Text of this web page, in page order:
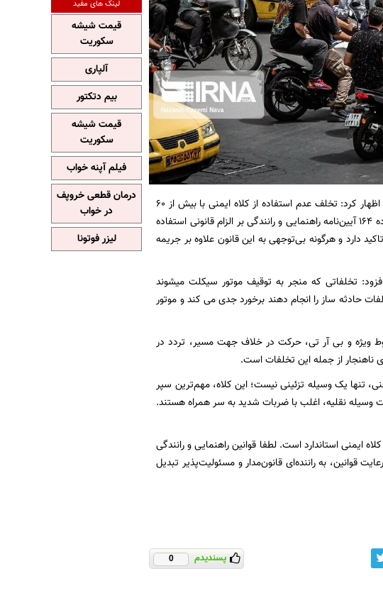
به نقل از ایسنا، سردار سید ابوالفضل موسوی پور روز یکشنبه اظهار کرد: تخلف عدم استفاده از کلاه ایمنی با بیش از ۶۰
هزار فقره رکوردار تخلفات موتورسواران از ابتدای سال تا کنون بوده با وجود اینکه ماده ۱۶۴ آیین‌نامه راهنمایی و رانندگی بر الزام قانونی استفاده
دارد و هرگونه بی‌توجهی به این قانون علاوه بر جریمه
تخلفاتی که منجر به توقیف موتور سیکلت میشوند
حادثه ‌ساز را انجام دهند برخورد جدی می کند و موتور
ویژه و بی آر تی، حرکت در خلاف جهت مسیر، تردد در
ناهنجار از جمله این تخلفات است.
تنها یک وسیله تزئینی نیست؛ این کلاه، مهم‌ترین سپر
وسیله نقلیه، اغلب با ضربات شدید به سر همراه هستند.
ایمنی استاندارد است. لطفا قوانین راهنمایی و رانندگی
قوانین، به راننده‌ای قانون‌مدار و مسئولیت‌پذیر تبدیل
پسندیدم 0
لینک های مفید
قیمت شیشه
سکوریت
آلپاری
بیم دتکتور
قیمت شیشه
سکوریت
فیلم آپنه خواب
درمان قطعی خروپف
در خواب
لیزر فوتونا